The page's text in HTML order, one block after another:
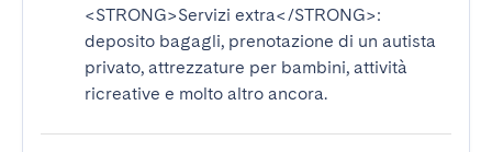
<STRONG>Servizi extra</STRONG>:
deposito bagagli, prenotazione di un autista
privato, attrezzature per bambini, attività
ricreative e molto altro ancora.